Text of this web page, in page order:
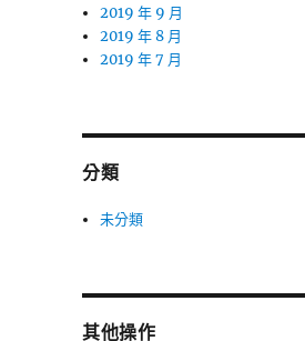
2019 年 9 月
2019 年 8 月
2019 年 7 月
分類
未分類
其他操作